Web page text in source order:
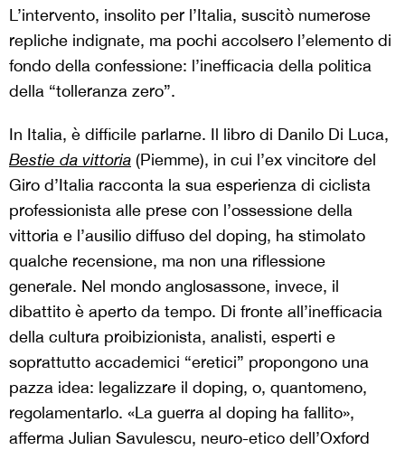
L’intervento, insolito per l’Italia, suscitò numerose
repliche indignate, ma pochi accolsero l’elemento di
fondo della confessione: l’inefficacia della politica
della “tolleranza zero”.
In Italia, è difficile parlarne. Il libro di Danilo Di Luca,
Bestie da vittoria (Piemme), in cui l’ex vincitore del
Giro d’Italia racconta la sua esperienza di ciclista
professionista alle prese con l’ossessione della
vittoria e l’ausilio diffuso del doping, ha stimolato
qualche recensione, ma non una riflessione
generale. Nel mondo anglosassone, invece, il
dibattito è aperto da tempo. Di fronte all’inefficacia
della cultura proibizionista, analisti, esperti e
soprattutto accademici “eretici” propongono una
pazza idea: legalizzare il doping, o, quantomeno,
regolamentarlo. «La guerra al doping ha fallito»,
afferma Julian Savulescu, neuro-etico dell’Oxford